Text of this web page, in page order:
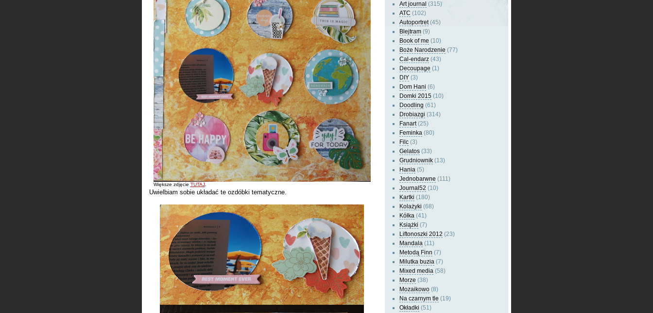
Większe zdjęcie TUTAJ.
Uwielbiam sobie układać te ozdóbki tematyczne.
Art journal (315)
ATC (102)
Autoportret(45)
Blejtram (9)
Book of me (10)
Boże Narodzenie (77)
Cal-endarz (43)
Decoupage (1)
DIY (3)
Dom Hani (6)
Domki 2015 (10)
Doodling (61)
Drobiazgi (314)
Fanart(25)
Feminka (80)
Filc (3)
Gelatos (33)
Grudniownik (13)
Hania (5)
Jednobarwne (111)
Journal52 (10)
Kartki (180)
Kolażyki (68)
Kółka (41)
Książki (7)
Liftonoszki 2012 (23)
Mandala (11)
Metodą Finn (7)
Milutka buzia (7)
Mixed media (58)
Morze (38)
Mozaikowo (8)
Na czarnym tle (19)
Okładki (51)